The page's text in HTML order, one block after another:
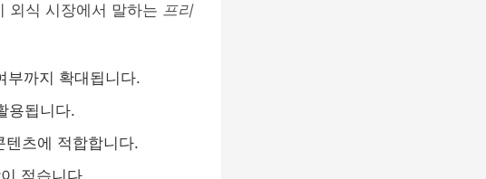
외식 시장에서 말하는 프리
부까지 확대됩니다.
용됩니다.
츠에 적합합니다.
적습니다.